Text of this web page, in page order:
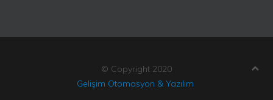
© Copyright 2020
Gelişim Otomasyon & Yazılım